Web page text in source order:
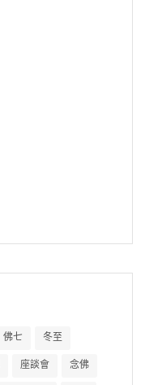
佛七 冬至
座談會 念佛